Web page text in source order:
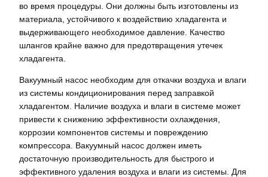
во время процедуры. Они должны быть изготовлены из
материала, устойчивого к воздействию хладагента и
выдерживающего необходимое давление. Качество
шлангов крайне важно для предотвращения утечек
хладагента.
Вакуумный насос необходим для откачки воздуха и влаги
из системы кондиционирования перед заправкой
хладагентом. Наличие воздуха и влаги в системе может
привести к снижению эффективности охлаждения,
коррозии компонентов системы и повреждению
компрессора. Вакуумный насос должен иметь
достаточную производительность для быстрого и
эффективного удаления воздуха и влаги из системы. Для